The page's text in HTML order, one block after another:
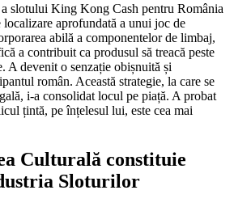
slotului King Kong Cash pentru România
localizare aprofundată a unui joc de
abilă a componentelor de limbaj,
a contribuit ca produsul să treacă peste
A devenit o senzație obișnuită și
român. Această strategie, la care se
i-a consolidat locul pe piață. A probat
țintă, pe înțelesul lui, este cea mai
Culturală constituie
Sloturilor